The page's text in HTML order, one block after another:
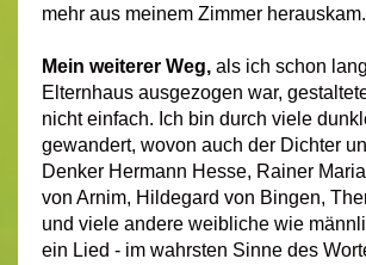
mehr aus meinem Zimmer herauskam.
Mein weiterer Weg, als ich schon
Elternhaus ausgezogen war,
nicht einfach. Ich bin durch viele
gewandert, wovon auch der Dichter
Denker Hermann Hesse, Rainer
von Arnim, Hildegard von Bingen,
und viele andere weibliche wie
ein Lied - im wahrsten Sinne des